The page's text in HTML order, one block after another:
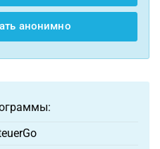
анонимно